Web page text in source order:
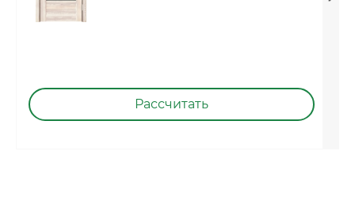
Рассчитать